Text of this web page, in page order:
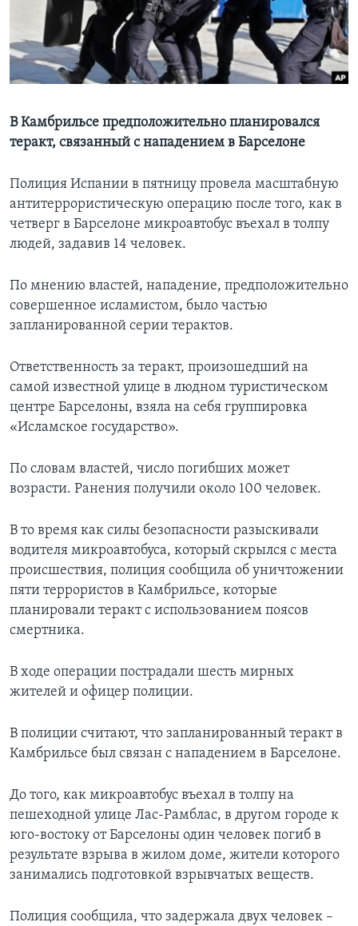
Learning English
СОЦИАЛЬНЫЕ СЕТИ
Языки
В Камбрильсе предположительно планировался
теракт, связанный с нападением в Барселоне
Полиция Испании в пятницу провела масштабную
антитеррористическую операцию после того, как в
четверг в Барселоне микроавтобус въехал в толпу
людей, задавив 14 человек.
По мнению властей, нападение, предположительно
совершенное исламистом, было частью
запланированной серии терактов.
Ответственность за теракт, произошедший на
самой известной улице в людном туристическом
центре Барселоны, взяла на себя группировка
«Исламское государство».
По словам властей, число погибших может
возрасти. Ранения получили около 100 человек.
В то время как силы безопасности разыскивали
водителя микроавтобуса, который скрылся с места
происшествия, полиция сообщила об уничтожении
пяти террористов в Камбрильсе, которые
планировали теракт с использованием поясов
смертника.
В ходе операции пострадали шесть мирных
жителей и офицер полиции.
В полиции считают, что запланированный теракт в
Камбрильсе был связан с нападением в Барселоне.
До того, как микроавтобус въехал в толпу на
пешеходной улице Лас-Рамблас, в другом городе к
юго-востоку от Барселоны один человек погиб в
результате взрыва в жилом доме, жители которого
занимались подготовкой взрывчатых веществ.
Полиция сообщила, что задержала двух человек –